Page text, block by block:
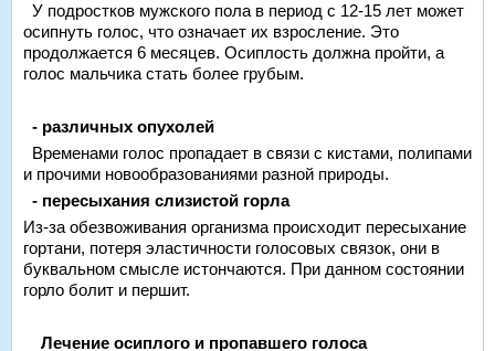
У подростков мужского пола в период с 12-15 лет может
осипнуть голос, что означает их взросление. Это
продолжается 6 месяцев. Осиплость должна пройти, а
голос мальчика стать более грубым.
- различных опухолей
Временами голос пропадает в связи с кистами, полипами
и прочими новообразованиями разной природы.
- пересыхания слизистой горла
Из-за обезвоживания организма происходит пересыхание
гортани, потеря эластичности голосовых связок, они в
буквальном смысле истончаются. При данном состоянии
горло болит и першит.
Лечение осиплого и пропавшего голоса